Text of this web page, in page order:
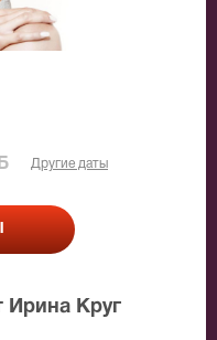
Другие даты
Ирина Круг